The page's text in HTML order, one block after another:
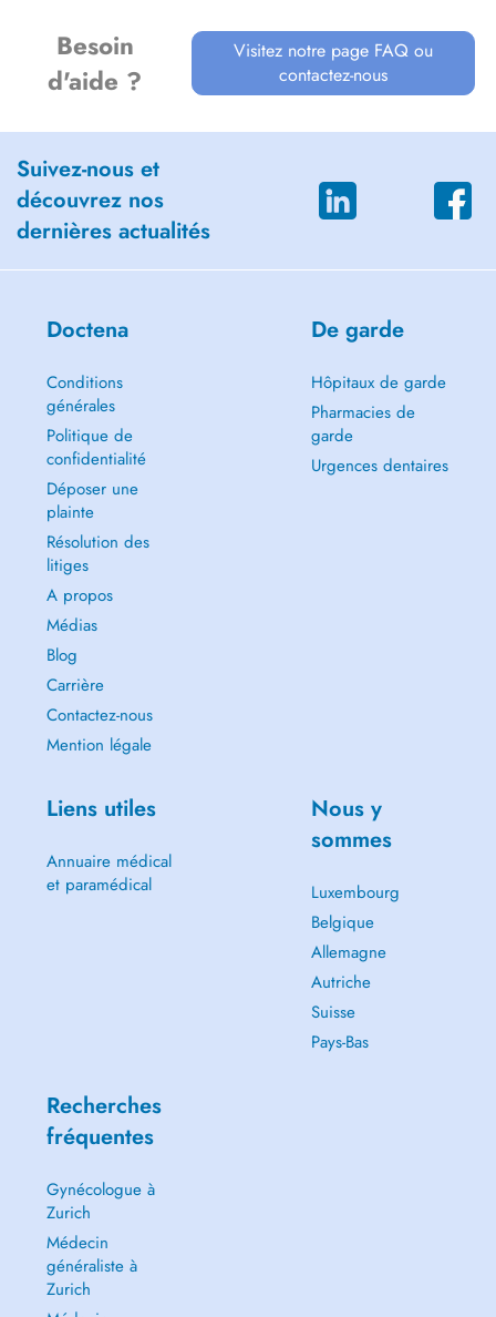
Besoin
d'aide ?
Visitez notre page FAQ ou
contactez-nous
Suivez-nous et
découvrez nos
dernières actualités
Doctena
Conditions
générales
Politique de
confidentialité
Déposer une
plainte
Résolution des
litiges
A propos
Médias
Blog
Carrière
Contactez-nous
Mention légale
De garde
Hôpitaux de garde
Pharmacies de
garde
Urgences dentaires
Liens utiles
Annuaire médical
et paramédical
Nous y
sommes
Luxembourg
Belgique
Allemagne
Autriche
Suisse
Pays-Bas
Recherches
fréquentes
Gynécologue à
Zurich
Médecin
généraliste à
Zurich